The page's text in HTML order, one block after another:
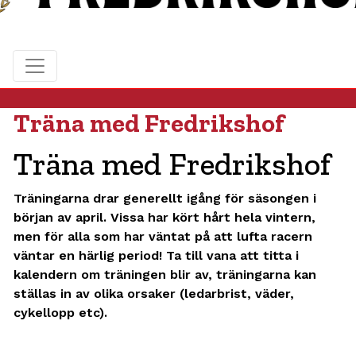
Träna med Fredrikshof
Träna med Fredrikshof
Träningarna drar generellt igång för säsongen i
början av april. Vissa har kört hårt hela vintern,
men för alla som har väntat på att lufta racern
väntar en härlig period! Ta till vana att titta i
kalendern om träningen blir av, träningarna kan
ställas in av olika orsaker (ledarbrist, väder,
cykellopp etc).